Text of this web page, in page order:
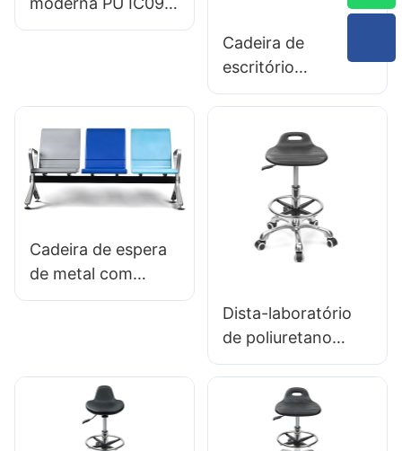
Ajuste da altura
para o escritório &
Uso de estúdio
Cadeira de
escritório
ergonômica
espuma de PU,
modelo IC091, da
HEWEI SEATING,
direto da fábrica.
Cadeira de espera
de metal com
assentos de
Dista-laboratório
de poliuretano
ajustável com anel
de pé cromado e IC
anti-estática da
base de pés de